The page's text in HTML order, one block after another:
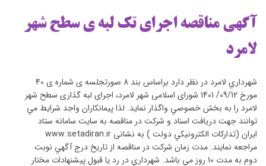
آگهی مناقصه اجرای تک لبه ی سطح شهر
لامرد
شهرداري لامرد در نظر دارد براساس بند 8 صورتجلسه ی شماره ی 40
مورخ 09/12/ 1401 شورای اسلامی شهر لامرد، اجرای لبه گذاری سطح شهر
لامرد را به بخش خصوصي واگذار نمايد. لذا پيمانكاران واجد شرايط مي
توانند جهت دريافت اسناد و شركت در مناقصه به سايت سامانه ستاد
ايران (تداركات الكترونيكي دولت ) به نشانی www.setadiran.ir
مراجعه نمايند. مدت زمان شركت در مناقصه از تاريخ درج آگهي نوبت
دوم به مدت 10 روز مي باشد. شهرداري در رد يا قبول پيشنهادات مختار